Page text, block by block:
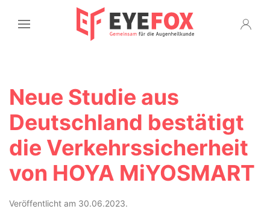
Neue Studie aus
Deutschland bestätigt
die Verkehrssicherheit
von HOYA MiYOSMART
Veröffentlicht am 30.06.2023.